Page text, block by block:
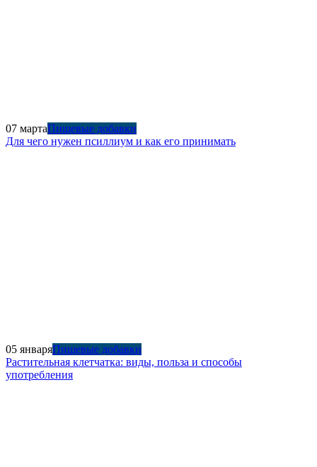
07 мартаПищевые добавки
Для чего нужен псиллиум и как его принимать
05 январяПищевые добавки
Растительная клетчатка: виды, польза и способы
употребления